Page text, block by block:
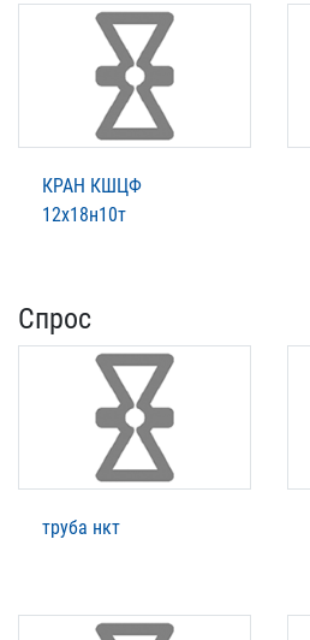
КРАН КШЦФ
12х18н10т
Спрос
труба нкт